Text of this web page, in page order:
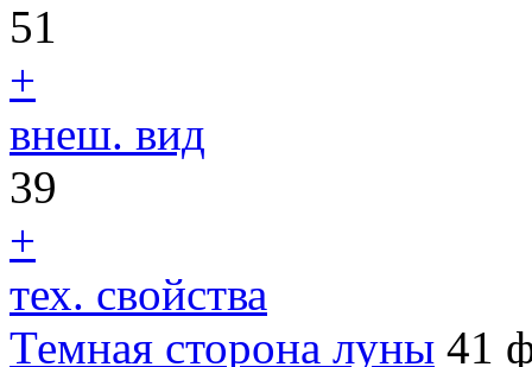
51
+
внеш. вид
39
+
тех. свойства
Темная сторона луны 41